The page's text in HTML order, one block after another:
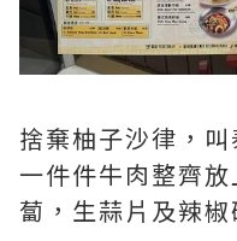
捨棄柚子沙律，
一件件牛肉整齊
蔔，生蒜片及辣椒